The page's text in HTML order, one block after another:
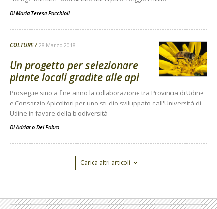
Di Maria Teresa Pacchioli -
COLTURE 28 Marzo 2018
Un progetto per selezionare
piante locali gradite alle api
Prosegue sino a fine anno la collaborazione tra Provincia di Udine
e Consorzio Apicoltori per uno studio sviluppato dall'Università di
Udine in favore della biodiversità.
DiAdriano Del Fabro
Carica altri articoli